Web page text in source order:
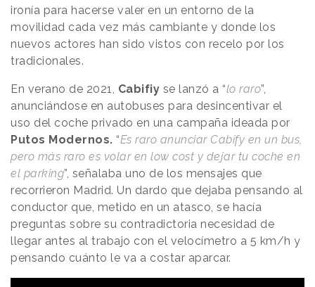
ironía para hacerse valer en un entorno de la
movilidad cada vez más cambiante y donde los
nuevos actores han sido vistos con recelo por los
tradicionales.
En verano de 2021, Cabifiy se lanzó a “lo raro”,
anunciándose en autobuses para desincentivar el
uso del coche privado en una campaña ideada por
Putos Modernos. “Es raro anunciar Cabify en un bus,
pero más raro es volar en low cost y dejar tu coche en
el parking”, señalaba uno de los mensajes que
recorrieron Madrid. Un dardo que dejaba pensando al
conductor que, metido en un atasco, se hacía
preguntas sobre su contradictoria necesidad de
llegar antes al trabajo con el velocímetro a 5 km/h y
pensando cuánto le va a costar aparcar.